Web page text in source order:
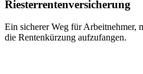
Riesterrentenversicherung
Ein sicherer Weg für Arbeitnehmer,
die Rentenkürzung aufzufangen.